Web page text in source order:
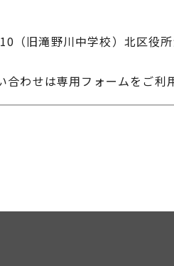
旧滝野川中学校）北区役
わせは専用フォームをご利